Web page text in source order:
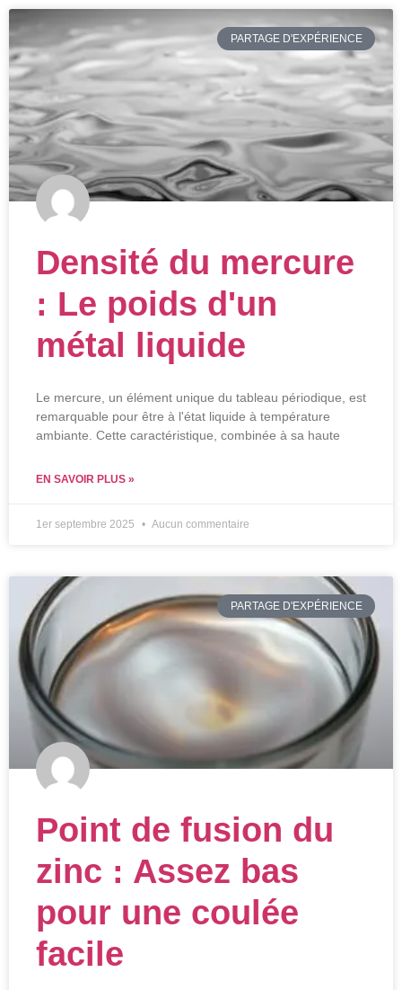
PARTAGE D'EXPÉRIENCE
Densité du mercure
: Le poids d'un
métal liquide
Le mercure, un élément unique du tableau périodique, est
remarquable pour être à l'état liquide à température
ambiante. Cette caractéristique, combinée à sa haute
EN SAVOIR PLUS »
1er septembre 2025 Aucun commentaire
PARTAGE D'EXPÉRIENCE
Point de fusion du
zinc : Assez bas
pour une coulée
facile